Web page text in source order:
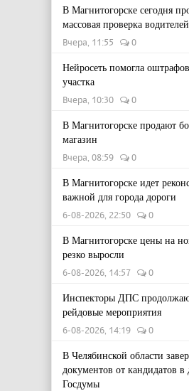
В Магнитогорске сегодня
массовая проверка водителей
Вчера, 11:55 0
Нейросеть помогла
участка
Вчера, 10:30 0
В Магнитогорске продают
магазин
Вчера, 08:59 0
В Магнитогорске идет
важной для города дороги
6-08-2026, 22:50 0
В Магнитогорске цены на
резко выросли
6-08-2026, 14:57 0
Инспекторы ДПС
рейдовые мероприятия
6-08-2026, 14:19 0
В Челябинской области
документов от кандидатов в
Госдумы